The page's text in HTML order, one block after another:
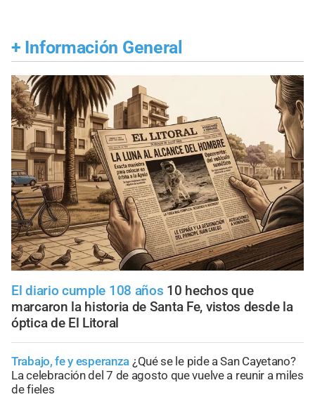
+ Información General
El diario cumple 108 años 10 hechos que
marcaron la historia de Santa Fe, vistos desde la
óptica de El Litoral
Trabajo, fe y esperanza ¿Qué se le pide a San Cayetano?
La celebración del 7 de agosto que vuelve a reunir a miles
de fieles